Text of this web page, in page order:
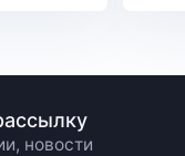
новости